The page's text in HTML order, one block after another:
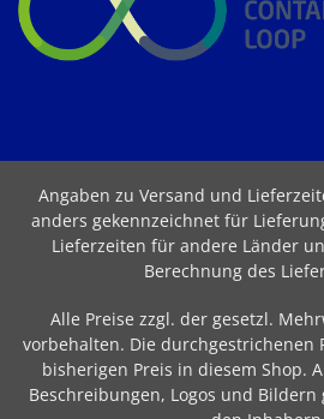
Angaben zu Versand und
anders gekennzeichnet für
Lieferzeiten für andere Länder
Berechnung des
Alle Preise zzgl. der gesetzl.
vorbehalten. Die durchgestrichenen
bisherigen Preis in diesem Shop.
Beschreibungen, Logos und